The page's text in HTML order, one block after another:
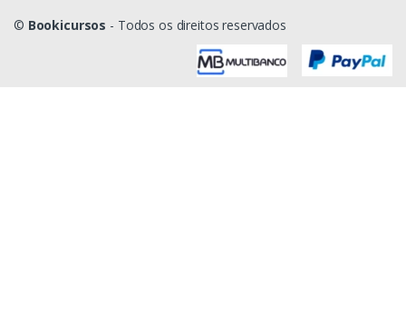
© Bookicursos - Todos os direitos reservados